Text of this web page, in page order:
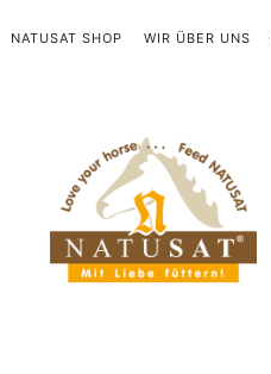
NATUSAT SHOP WIR ÜBER UNS